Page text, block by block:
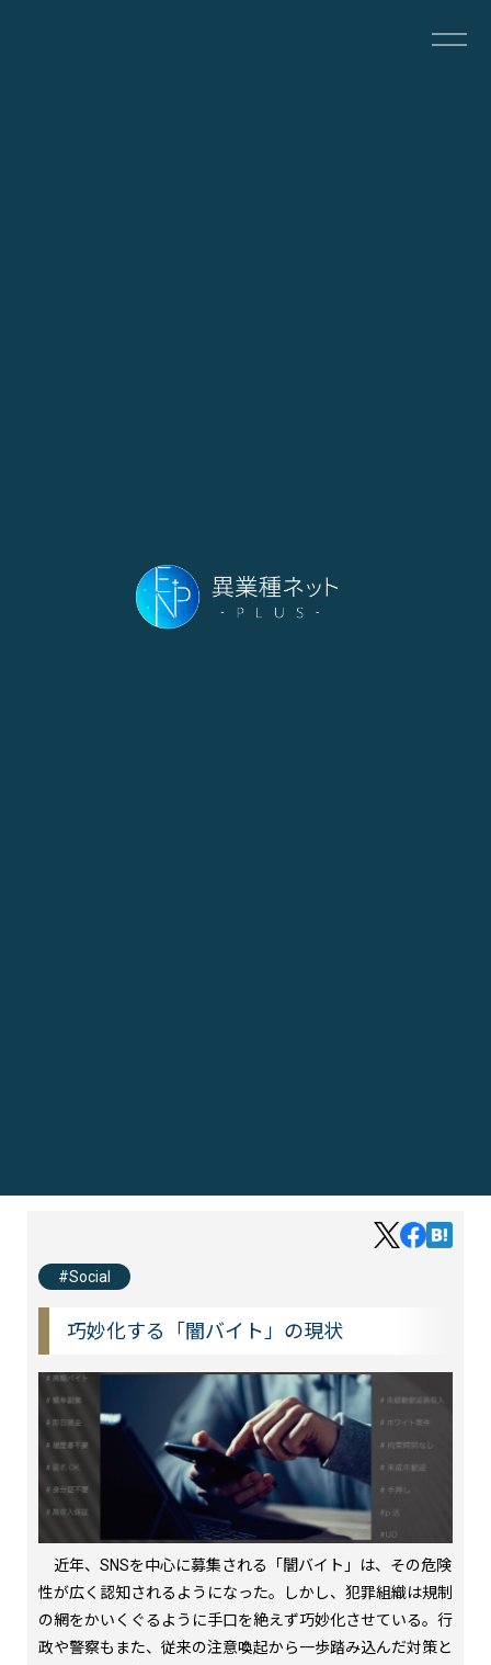
Social
巧妙化する「闇バイト」の現状
近年、SNSを中心に募集される「闇バイト」は、その危険
性が広く認知されるようになった。しかし、犯罪組織は規制
の網をかいくぐるように手口を絶えず巧妙化させている。行
政や警察もまた、従来の注意喚起から一歩踏み込んだ対策と